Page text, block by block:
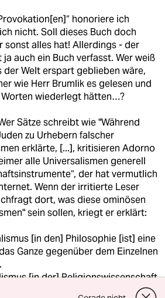
honoriere ich
nicht. Soll dieses Buch doch
sonst alles hat! Allerdings - der
ja auch ein Buch verfasst. Wer weiß
der Welt erspart geblieben wäre,
wie Herr Brumlik es gelesen und
wiederlegt hätten…?
Sätze schreibt wie "Während
zu Urhebern falscher
erklärte, [...], kritisieren Adorno
alle Universalismen generell
der hat vermutlich
Wenn der irritierte Leser
dort, was diese ominösen
sein sollen, kriegt er erklärt:
[in den] Philosophie [ist] eine
Ganze gegenüber dem Einzelnen
[in der] Religionswissenschaft
einer Religion, für jeden